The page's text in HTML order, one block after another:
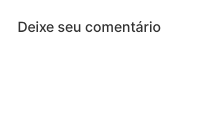
Deixe seu comentário